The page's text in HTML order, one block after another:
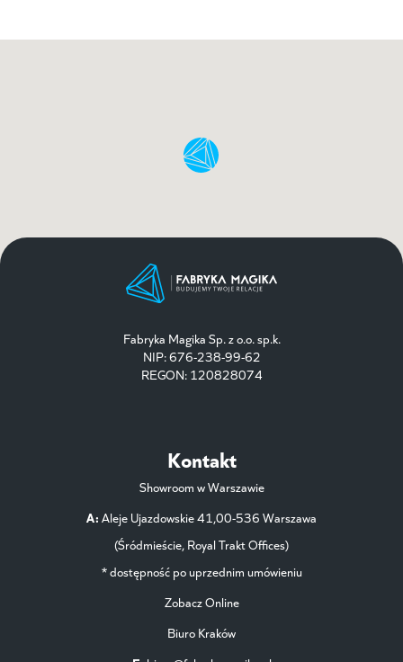
Fabryka Magika Sp. z o.o. sp.k.
NIP: 676-238-99-62
REGON: 120828074
Kontakt
Showroom w Warszawie
A: Aleje Ujazdowskie 41,00-536 Warszawa
(Śródmieście, Royal Trakt Offices)
* dostępność po uprzednim umówieniu
Zobacz Online
Biuro Kraków